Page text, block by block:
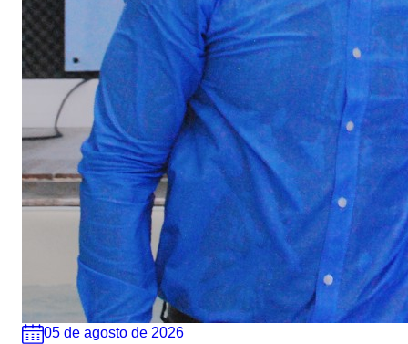
05 de agosto de 2026